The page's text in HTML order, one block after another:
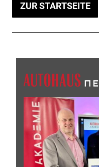
ZUR STARTSEITE